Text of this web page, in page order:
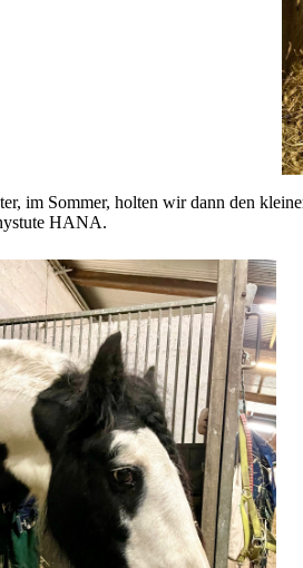
im Sommer, holten wir dann den
HANA.